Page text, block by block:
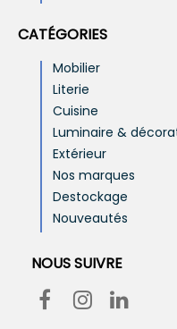
CATÉGORIES
Mobilier
Literie
Cuisine
Luminaire &
Extérieur
Nos marques
Destockage
Nouveautés
NOUS SUIVRE